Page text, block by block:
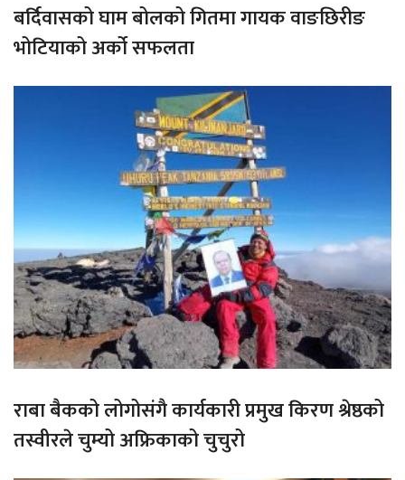
बर्दिवासको घाम बोलको गितमा गायक वाङछिरीङ
भोटियाको अर्को सफलता
राबा बैकको लोगोसंगै कार्यकारी प्रमुख किरण श्रेष्ठको
तस्वीरले चुम्यो अफ्रिकाको चुचुरो